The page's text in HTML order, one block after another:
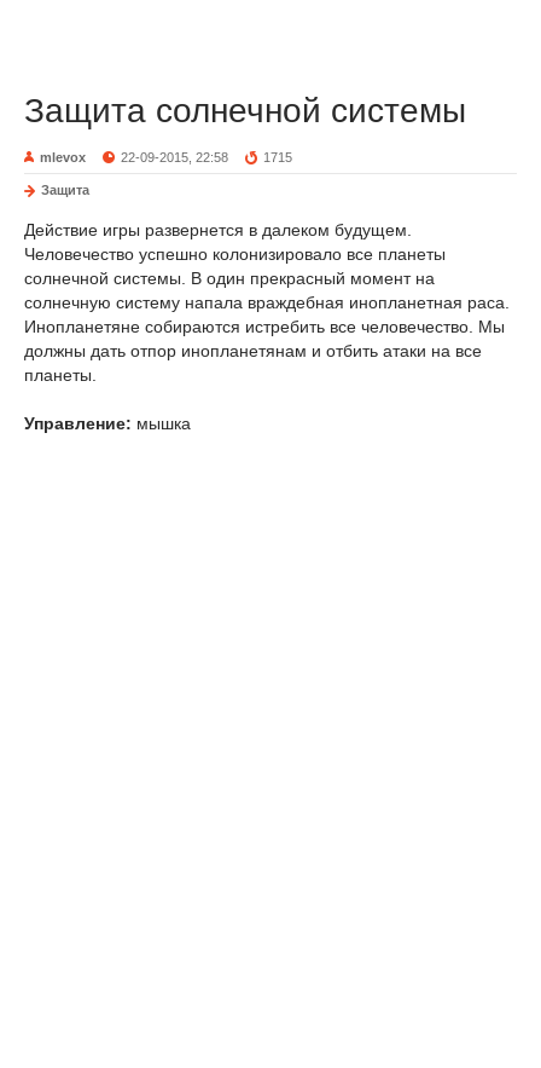
Защита солнечной системы
mlevox 22-09-2015, 22:58 1715
Защита
Действие игры развернется в далеком будущем.
Человечество успешно колонизировало все планеты
солнечной системы. В один прекрасный момент на
солнечную систему напала враждебная инопланетная раса.
Инопланетяне собираются истребить все человечество. Мы
должны дать отпор инопланетянам и отбить атаки на все
планеты.
Управление: мышка